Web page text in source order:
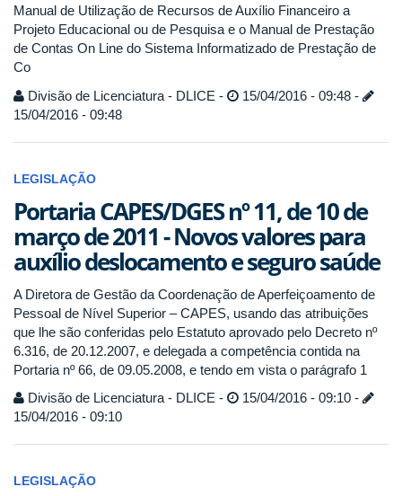
Manual de Utilização de Recursos de Auxílio Financeiro a
Projeto Educacional ou de Pesquisa e o Manual de Prestação
de Contas On Line do Sistema Informatizado de Prestação de
Co
Divisão de Licenciatura - DLICE -
15/04/2016 - 09:48 -
15/04/2016 - 09:48
LEGISLAÇÃO
Portaria CAPES/DGES nº 11, de 10 de
março de 2011 - Novos valores para
auxílio deslocamento e seguro saúde
A Diretora de Gestão da Coordenação de Aperfeiçoamento de
Pessoal de Nível Superior – CAPES, usando das atribuições
que lhe são conferidas pelo Estatuto aprovado pelo Decreto nº
6.316, de 20.12.2007, e delegada a competência contida na
Portaria nº 66, de 09.05.2008, e tendo em vista o parágrafo 1
Divisão de Licenciatura - DLICE -
15/04/2016 - 09:10 -
15/04/2016 - 09:10
LEGISLAÇÃO